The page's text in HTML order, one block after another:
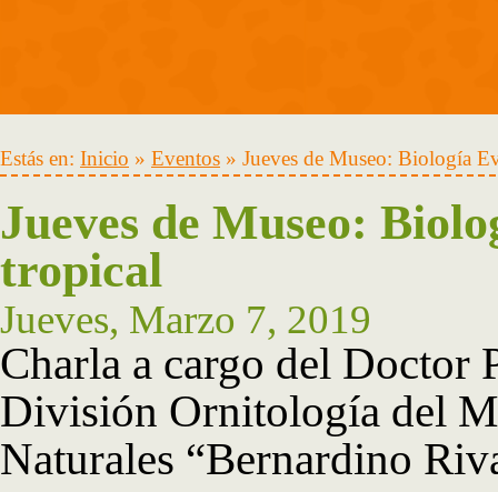
Estás en: Inicio » Eventos » Jueves de Museo: Biología
Jueves de Museo:
tropical
Jueves, Marzo 7, 2019
Charla a cargo del Doctor
División Ornitología del
Naturales “Bernardino